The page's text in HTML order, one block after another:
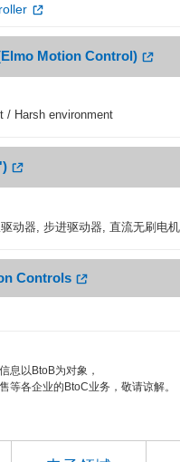
Motion Control)
/ Harsh environment
动器, 步进驱动器, 直流无刷电
Controls
息以BtoB为对象，
等各企业的BtoC业务，敬请谅解。